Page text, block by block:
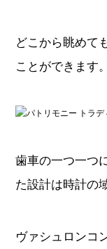
どこから眺めて
ことができます。
歯車の一つ一つ
た設計は時計の
ヴァシュロンコ